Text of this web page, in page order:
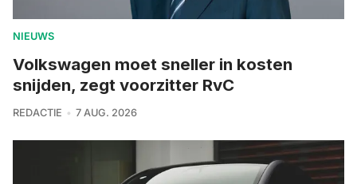
NIEUWS
Volkswagen moet sneller in kosten
snijden, zegt voorzitter RvC
REDACTIE 7 AUG. 2026